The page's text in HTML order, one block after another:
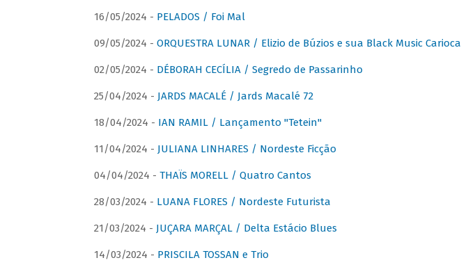
16/05/2024 - PELADOS / Foi Mal
09/05/2024 - ORQUESTRA LUNAR / Elizio de Búzios e sua Black Music Carioca
02/05/2024 - DÉBORAH CECÍLIA / Segredo de Passarinho
25/04/2024 - JARDS MACALÉ / Jards Macalé 72
18/04/2024 - IAN RAMIL / Lançamento "Tetein"
11/04/2024 - JULIANA LINHARES / Nordeste Ficção
04/04/2024 - THAÏS MORELL / Quatro Cantos
28/03/2024 - LUANA FLORES / Nordeste Futurista
21/03/2024 - JUÇARA MARÇAL / Delta Estácio Blues
14/03/2024 - PRISCILA TOSSAN e Trio